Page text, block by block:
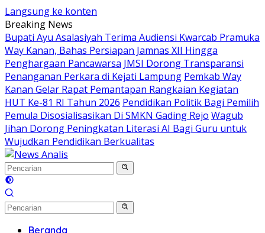
Langsung ke konten
Breaking News
Bupati Ayu Asalasiyah Terima Audiensi Kwarcab Pramuka
Way Kanan, Bahas Persiapan Jamnas XII Hingga
Penghargaan Pancawarsa JMSI Dorong Transparansi
Penanganan Perkara di Kejati Lampung Pemkab Way
Kanan Gelar Rapat Pemantapan Rangkaian Kegiatan
HUT Ke-81 RI Tahun 2026 Pendidikan Politik Bagi Pemilih
Pemula Disosialisasikan Di SMKN Gading Rejo Wagub
Jihan Dorong Peningkatan Literasi AI Bagi Guru untuk
Wujudkan Pendidikan Berkualitas
Beranda